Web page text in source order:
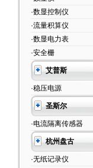
·数显控制仪
·流量积算仪
·数显电力表
·安全栅
艾普斯
·稳压电源
圣斯尔
·电流隔离传感器
杭州盘古
·无纸记录仪